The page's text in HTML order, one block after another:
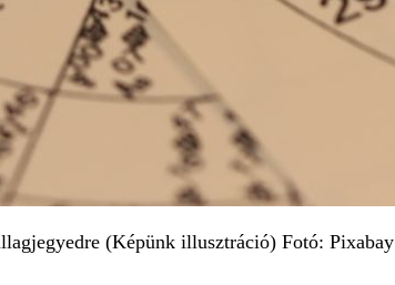
(Képünk illusztráció) Fotó: Pixabay